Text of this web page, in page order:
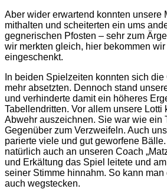
Aber wider erwartend konnten unsere
mithalten und scheiterten ein ums
gegnerischen Pfosten – sehr zum
wir merkten gleich, hier bekommen
eingeschenkt.
In beiden Spielzeiten konnten sich
mehr absetzten. Dennoch stand
und verhinderte damit ein höheres
Tabellendritten. Vor allem unsere Lotti
Abwehr auszeichnen. Sie war wie ein
Gegenüber zum Verzweifeln. Auch
parierte viele und gut geworfene
natürlich auch an unseren Coach
und Erkältung das Spiel leitete und
seiner Stimme hinnahm. So kann man
auch wegstecken.